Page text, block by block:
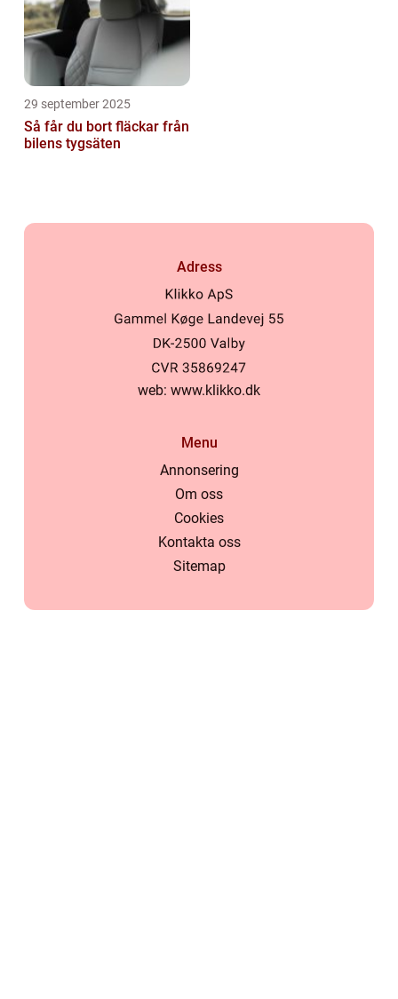
29 september 2025
Så får du bort fläckar från
bilens tygsäten
Adress
web: www.klikko.dk
Menu
Annonsering
Om oss
Cookies
Kontakta oss
Sitemap